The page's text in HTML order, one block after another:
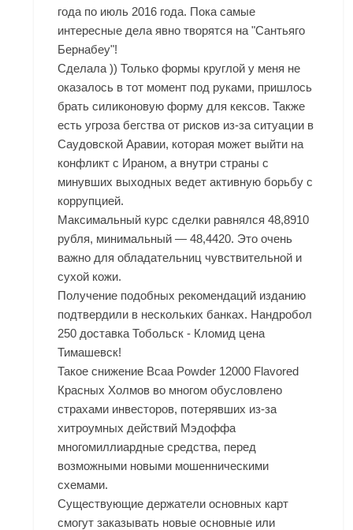
года по июль 2016 года. Пока самые
интересные дела явно творятся на "Сантьяго
Бернабеу"!
Сделала )) Только формы круглой у меня не
оказалось в тот момент под руками, пришлось
брать силиконовую форму для кексов. Также
есть угроза бегства от рисков из-за ситуации в
Саудовской Аравии, которая может выйти на
конфликт с Ираном, а внутри страны с
минувших выходных ведет активную борьбу с
коррупцией.
Максимальный курс сделки равнялся 48,8910
рубля, минимальный — 48,4420. Это очень
важно для обладательниц чувствительной и
сухой кожи.
Получение подобных рекомендаций изданию
подтвердили в нескольких банках. Нандробол
250 доставка Тобольск - Кломид цена
Тимашевск!
Такое снижение Bcaa Powder 12000 Flavored
Красных Холмов во многом обусловлено
страхами инвесторов, потерявших из-за
хитроумных действий Мэдоффа
многомиллиардные средства, перед
возможными новыми мошенническими
схемами.
Существующие держатели основных карт
смогут заказывать новые основные или